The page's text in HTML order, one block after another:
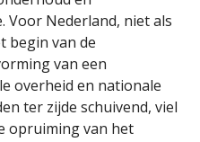
Voor Nederland, niet als
begin van de
van een
overheid en nationale
ter zijde schuivend, viel
opruiming van het